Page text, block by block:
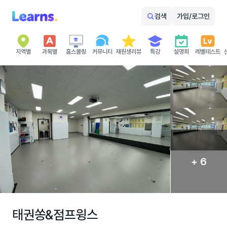
검색 가입/로그인
지역별 과목별 홈스쿨링 커뮤니티 재원생리뷰 특강 설명회 레벨테스트
+ 6
태권쏭&점프윙스